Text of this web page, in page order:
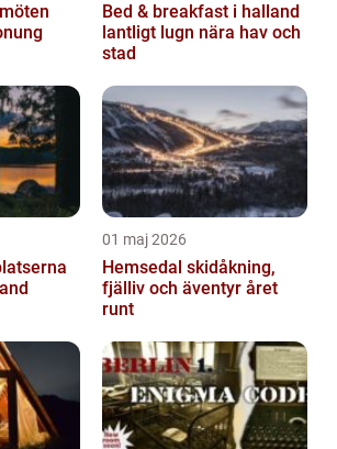
Bed & breakfast i halland
lantligt lugn nära hav och
stad
01 maj 2026
Hemsedal skidåkning,
fjälliv och äventyr året
runt